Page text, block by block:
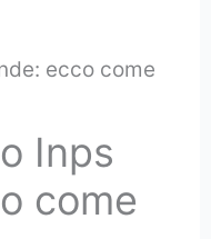
ecco come
Inps
come